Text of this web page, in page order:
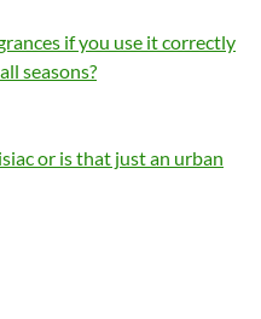
if you use it correctly
seasons?
or is that just an urban